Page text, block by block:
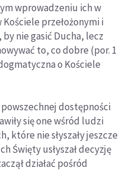
wprowadzeniu ich w
przełożonymi i
nie gasić Ducha, lecz
to, co dobre (por. 1
o Kościele
dostępności
się one wśród ludzi
które nie słyszały jeszcze
Święty usłyszał decyzję
działać pośród